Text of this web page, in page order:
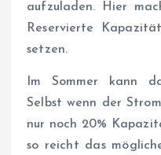
aufzuladen. Hier
Reservierte
setzen.
Im Sommer kann
Selbst wenn der
nur noch 20%
so reicht das